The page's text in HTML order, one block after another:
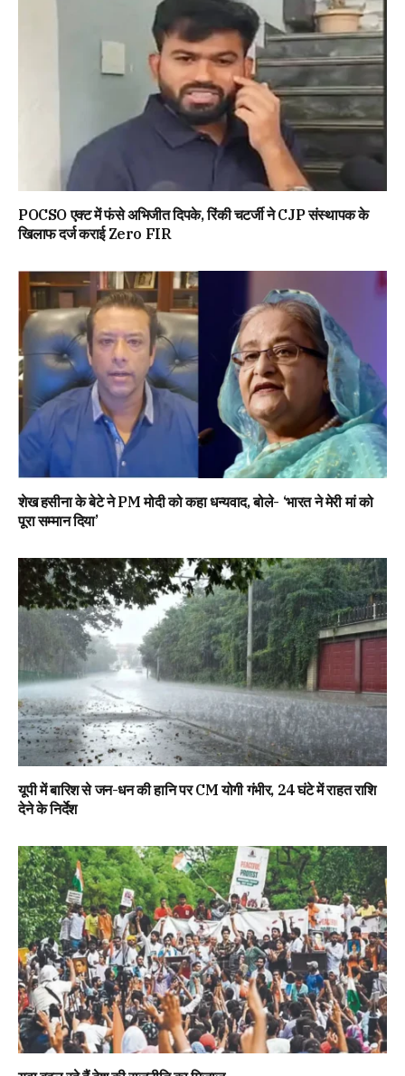
POCSO एक्ट में फंसे अभिजीत दिपके, रिंकी चटर्जी ने CJP संस्थापक के
खिलाफ दर्ज कराई Zero FIR
शेख हसीना के बेटे ने PM मोदी को कहा धन्यवाद, बोले- ‘भारत ने मेरी मां को
पूरा सम्मान दिया’
यूपी में बारिश से जन-धन की हानि पर CM योगी गंभीर, 24 घंटे में राहत राशि
देने के निर्देश